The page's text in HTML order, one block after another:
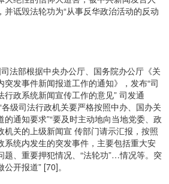
并诋毁法轮功为“从事反华政治活动的反动
法部根据中央办公厅、国务院办公厅《关
发事件新闻报道工作的通知》，发布“司
政系统新闻宣传工作的意见” 司发通
各级司法行政机关要严格按照中办、国办关
通知要求”“要及时主动地向当地党委、政
机关的上级新闻宣 传部门请示汇报，按照
系统内发生的突发事件，主要包括重大安
题、重要押犯情况、“法轮功”…情况等。突
开报道” [70]。